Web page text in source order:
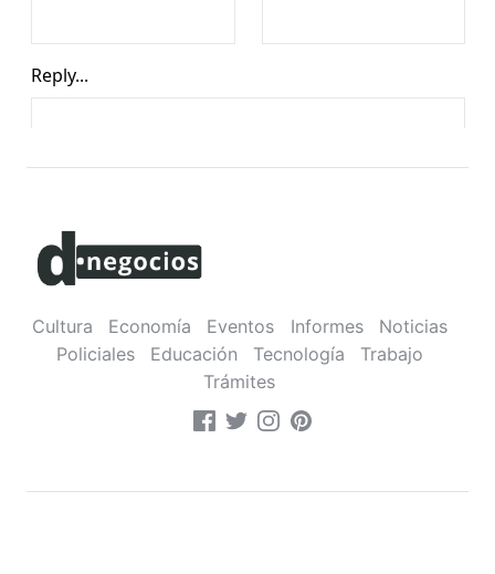
Cultura Economía Eventos Informes
Noticias
Policiales
Educación Tecnología
Trabajo
Trámites